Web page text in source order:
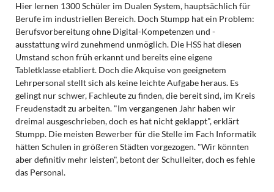
Hier lernen 1300 Schüler im Dualen System, hauptsächlich für
Berufe im industriellen Bereich. Doch Stumpp hat ein Problem:
Berufsvorbereitung ohne Digital-Kompetenzen und -
ausstattung wird zunehmend unmöglich. Die HSS hat diesen
Umstand schon früh erkannt und bereits eine eigene
Tabletklasse etabliert. Doch die Akquise von geeignetem
Lehrpersonal stellt sich als keine leichte Aufgabe heraus. Es
gelingt nur schwer, Fachleute zu finden, die bereit sind, im Kreis
Freudenstadt zu arbeiten. "Im vergangenen Jahr haben wir
dreimal ausgeschrieben, doch es hat nicht geklappt", erklärt
Stumpp. Die meisten Bewerber für die Stelle im Fach Informatik
hätten Schulen in größeren Städten vorgezogen. "Wir könnten
aber definitiv mehr leisten", betont der Schulleiter, doch es fehle
das Personal.